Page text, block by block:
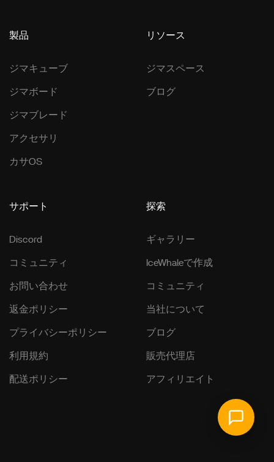
製品
ジマキューブ
ジマボード
ジマブレード
アクセサリ
カサOS
リソース
ジマスペース
ブログ
サポート
Discord
コミュニティ
お問い合わせ
返金ポリシー
プライバシーポリシー
利用規約
配送ポリシー
探索
ギャラリー
IceWhaleで作成
コミュニティ
当社について
ブログ
販売代理店
アフィリエイト